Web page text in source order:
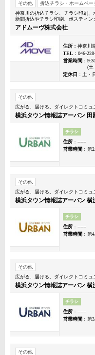
その他
折込チラシ・ホームペー
神奈川の折込チラシ、チラシ印刷
新聞折込やチラシ印刷、ポスティン
アドムーヴ株式会社
住所 ：神奈
TEL ：046-
営業時間 ：
(土
定休日 ：土・
その他
広がる、届ける。ダイレクトコミュ
横浜タウン情報誌アーバン 田
チラシ
住所 ：------
営業時間 ：第
その他
広がる、届ける。ダイレクトコミュ
横浜タウン情報誌アーバン 横
チラシ
住所 ：------
営業時間 ：第
その他
広がる、届ける。ダイレクトコミュ
横浜タウン情報誌アーバン 横
チラシ
住所 ：------
営業時間 ：第
その他